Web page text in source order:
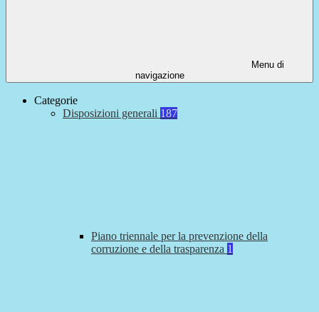
Menu di
navigazione
Categorie
Disposizioni generali 187
Piano triennale per la prevenzione della
corruzione e della trasparenza 1